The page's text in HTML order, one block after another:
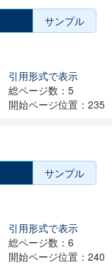
サンプル
引用形式で表示
総ページ数：5
開始ページ位置：235
サンプル
引用形式で表示
総ページ数：6
開始ページ位置：240